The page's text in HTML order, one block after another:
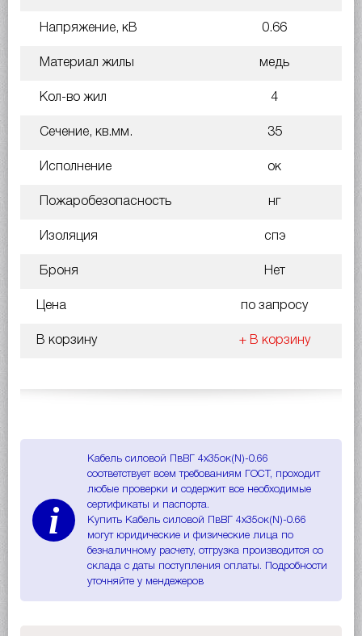
Напряжение, кВ 0.66
Материал жилы медь
Кол-во жил 4
Сечение, кв.мм. 35
Исполнение ок
Пожаробезопасность нг
Изоляция спэ
Броня Нет
Цена по запросу
В корзину + В корзину
i
Кабель силовой ПвВГ 4х35ок(N)-0.66
соответствует всем требованиям ГОСТ, проходит
любые проверки и содержит все необходимые
сертификаты и паспорта.
Купить Кабель силовой ПвВГ 4х35ок(N)-0.66
могут юридические и физические лица по
безналичному расчету, отгрузка производится со
склада с даты поступления оплаты. Подробности
уточняйте у мендежеров